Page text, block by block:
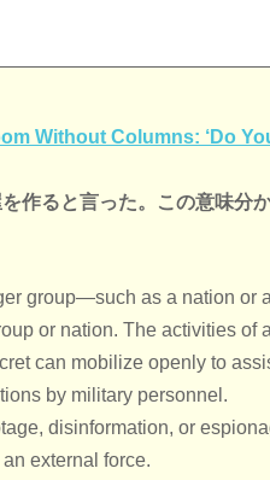
Without Columns: ‘Do
作ると言った。この意味分
group—such as a nation or a
or nation. The activities of
can mobilize openly to
by military personnel.
disinformation, or
external force.